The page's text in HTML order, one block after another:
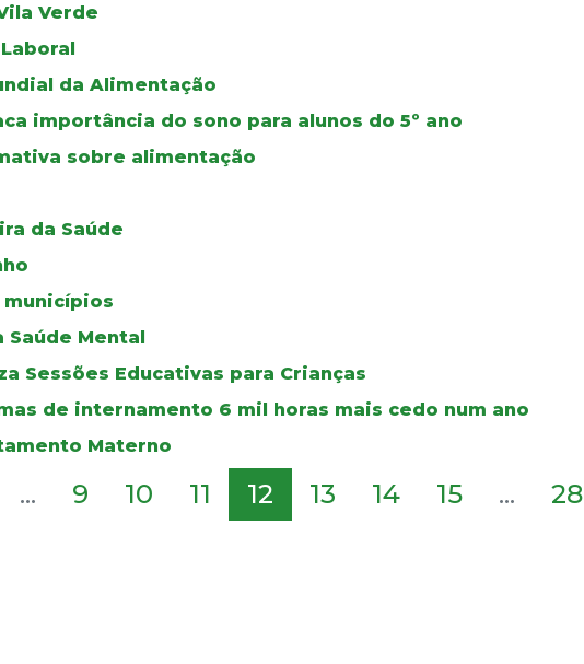
Verde
da Alimentação
importância do sono para alunos do 5º ano
sobre alimentação
da Saúde
municípios
Saúde Mental
Sessões Educativas para Crianças
de internamento 6 mil horas mais cedo num ano
Materno
... 9 10 11 12 13 14 15 ... 28